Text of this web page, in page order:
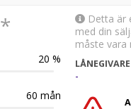
*
20 %
60 mån
Detta är
med din
måste vara
LÅNEGIVARE
-